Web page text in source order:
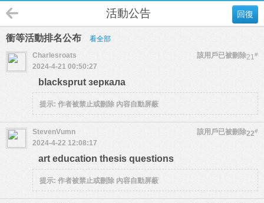
回復
活動公告
衝等活動排名公布 看全部
21#
Charlesroats
該用戶已被刪除
2024-4-21 00:50:27
blacksprut зеркала
提示: 作者被禁止或刪除 內容自動屏蔽
22#
StevenVumn
該用戶已被刪除
2024-4-22 12:08:17
art education thesis questions
提示: 作者被禁止或刪除 內容自動屏蔽